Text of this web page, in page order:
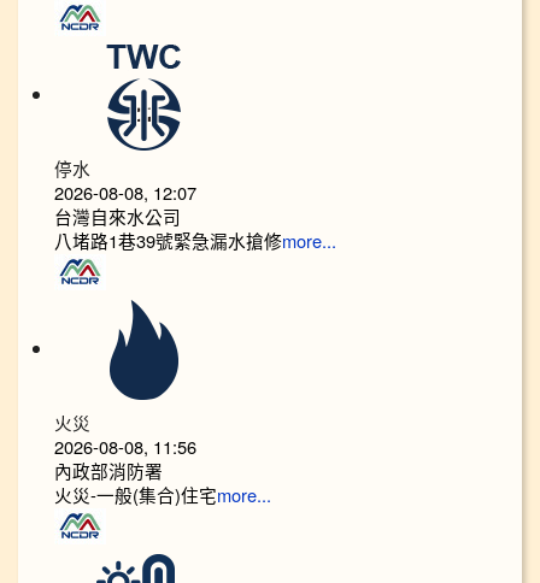
停水
2026-08-08, 12:07
台灣自來水公司
八堵路1巷39號緊急漏水搶修more...
火災
2026-08-08, 11:56
內政部消防署
火災-一般(集合)住宅more...